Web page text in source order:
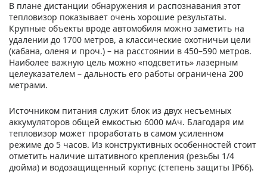
В плане дистанции обнаружения и распознавания этот
тепловизор показывает очень хорошие результаты.
Крупные объекты вроде автомобиля можно заметить на
удалении до 1700 метров, а классические охотничьи цели
(кабана, оленя и проч.) – на расстоянии в 450–590 метров.
Наиболее важную цель можно «подсветить» лазерным
целеуказателем – дальность его работы ограничена 200
метрами.
Источником питания служит блок из двух несъемных
аккумуляторов общей емкостью 6000 мАч. Благодаря им
тепловизор может проработать в самом усиленном
режиме до 5 часов. Из конструктивных особенностей стоит
отметить наличие штативного крепления (резьбы 1/4
дюйма) и водозащищенный корпус (степень защиты IP66).